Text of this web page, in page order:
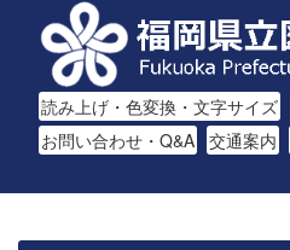
読み上げ・色変換・文字サイズ
お問い合わせ・Q&A 交通案内